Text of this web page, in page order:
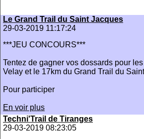
Le Grand Trail du Saint Jacques
29-03-2019 11:17:24
***JEU CONCOURS***
Tentez de gagner vos dossards pour
Velay et le 17km du Grand Trail du
Pour participer
En voir plus
Techni'Trail de Tiranges
29-03-2019 08:23:05